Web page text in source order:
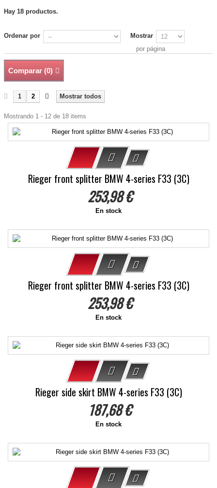
Hay 18 productos.
Ordenar por
Mostrar
por página
Comparar (0)
Mostrar todos
1 2
Mostrando 1 - 12 de 18 items
Rieger front splitter BMW 4-series F33 (3C)
253,98 €
En stock
Rieger front splitter BMW 4-series F33 (3C)
253,98 €
En stock
Rieger side skirt BMW 4-series F33 (3C)
187,68 €
En stock